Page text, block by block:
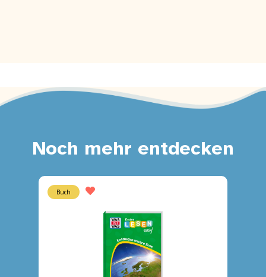
Noch mehr entdecken
Buch